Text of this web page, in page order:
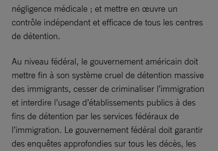
négligence médicale ; et mettre en œuvre un
contrôle indépendant et efficace de tous les centres
de détention.
Au niveau fédéral, le gouvernement américain doit
mettre fin à son système cruel de détention massive
des immigrants, cesser de criminaliser l’immigration
et interdire l’usage d’établissements publics à des
fins de détention par les services fédéraux de
l’immigration. Le gouvernement fédéral doit garantir
des enquêtes approfondies sur tous les décès, les